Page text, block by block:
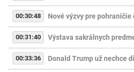
00:30:48 Nové výzvy pre pohraničie
00:31:40 Výstava sakrálnych
00:33:36 Donald Trump už nechce